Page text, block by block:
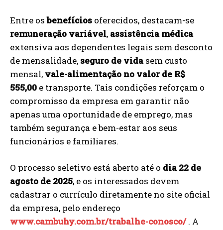
Entre osbenefícios oferecidos, destacam-se
remuneração variável, assistência médica
extensiva aos dependentes legais sem desconto
de mensalidade, seguro de vidasem custo
mensal, vale-alimentação no valor de R$
555,00 e transporte. Tais condições reforçam o
compromisso da empresa em garantir não
apenas uma oportunidade de emprego, mas
também segurança e bem-estar aos seus
funcionários e familiares.
O processo seletivo está aberto até o dia 22 de
agosto de 2025, e os interessados devem
cadastrar o currículo diretamente no site oficial
da empresa, pelo endereço
www.cambuhy.com.br/trabalhe-conosco/. A